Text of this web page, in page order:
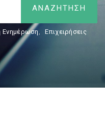
Ενημέρωση, Επιχειρήσεις